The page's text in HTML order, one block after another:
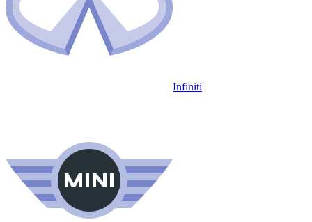
Infiniti